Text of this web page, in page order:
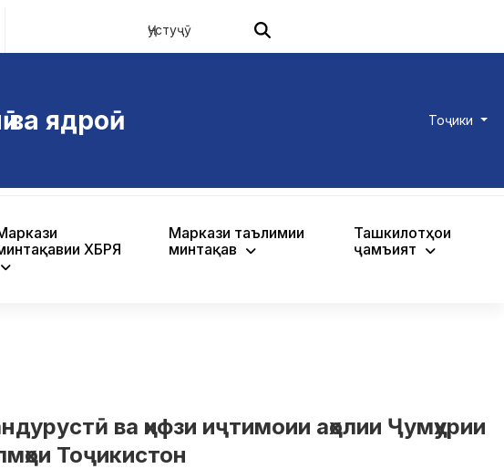
ядроӣ Тоҷики
ХБРЯ
Маркази таълимии
минтақавӣ
Ташкилотҳои
ҷамъиятӣ
ва ҳифзи иҷтимоии аҳолии Ҷумҳурии
Тоҷикистон